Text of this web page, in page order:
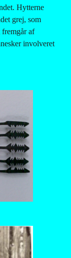
Hytterne
grej, som
fremgår af
involveret